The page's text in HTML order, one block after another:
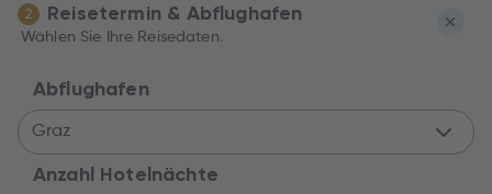
2 Reisetermin & Abflughafen
Wählen Sie Ihre Reisedaten.
Abflughafen
Graz
Anzahl Hotelnächte